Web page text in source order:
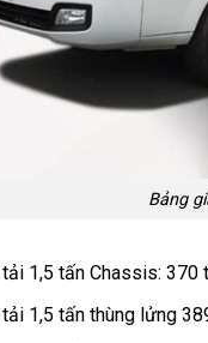
Bảng
1,5 tấn Chassis: 370
1,5 tấn thùng lửng